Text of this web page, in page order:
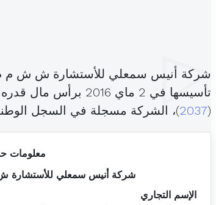
شركة أنيس سمعلي للأستشارة ش ش م م
تأسيسها في 2 ماي 2016 برأس مال قدره
(
2037)، الشركة مسجلة في السجل
معلومات
شركة أنيس سمعلي
الإسم التجاري